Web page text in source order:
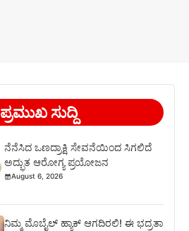
ಪ್ರಮುಖ ಸುದ್ದಿ
ನೆನೆಸಿದ ಒಣದ್ರಾಕ್ಷಿ ಸೇವನೆಯಿಂದ ಸಿಗಲಿದೆ
ಅದ್ಭುತ ಆರೋಗ್ಯ ಪ್ರಯೋಜನ
August 6, 2026
ನಿಮ್ಮ ಮೊಬೈಲ್ ಹ್ಯಾಕ್ ಆಗದಿರಲಿ! ಈ ಭದ್ರತಾ